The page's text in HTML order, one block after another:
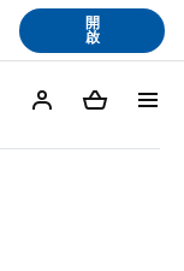
開
啟